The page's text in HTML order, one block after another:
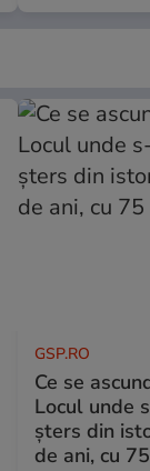
GSP.RO
Ce se
Locul unde
șters din
de ani, cu